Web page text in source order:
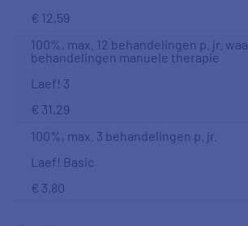
€ 12,59
100%, max. 12 behandelingen p. jr.
behandelingen manuele therapie
Laef! 3
€ 31,29
100%, max. 3 behandelingen p. jr.
Laef! Basic
€ 3,80